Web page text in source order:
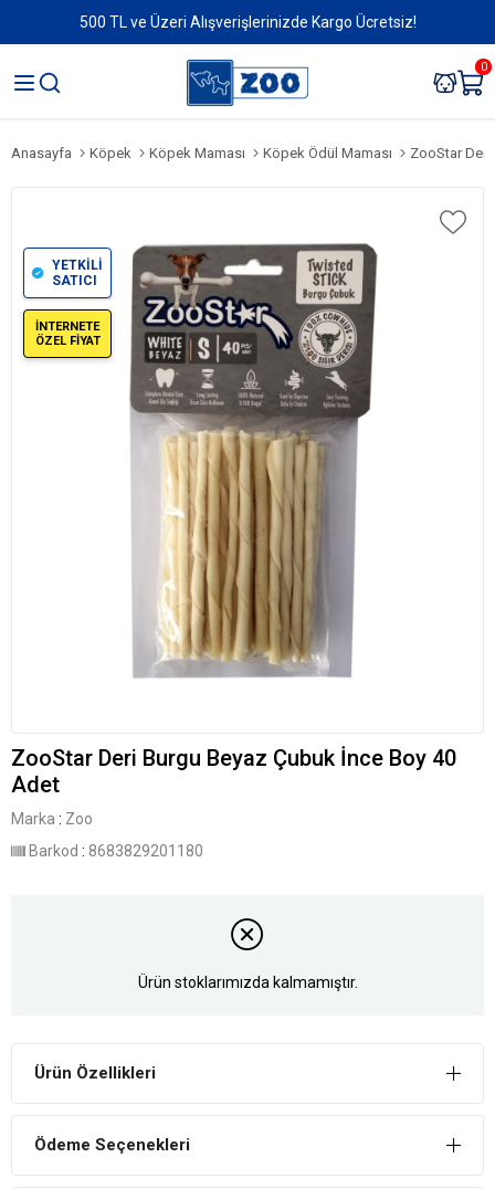
500 TL ve Üzeri Alışverişlerinizde Kargo Ücretsiz!
0
Anasayfa Köpek Köpek Maması Köpek Ödül Maması ZooStar Deri
YETKİLİ
SATICI
İNTERNETE
ÖZEL FİYAT
ZooStar Deri Burgu Beyaz Çubuk İnce Boy 40
Adet
Marka : Zoo
Barkod : 8683829201180
Ürün stoklarımızda kalmamıştır.
Ürün Özellikleri
Ödeme Seçenekleri